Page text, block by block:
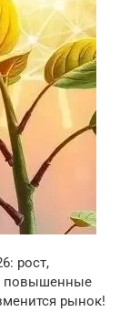
рост,
повышенные
рынок!